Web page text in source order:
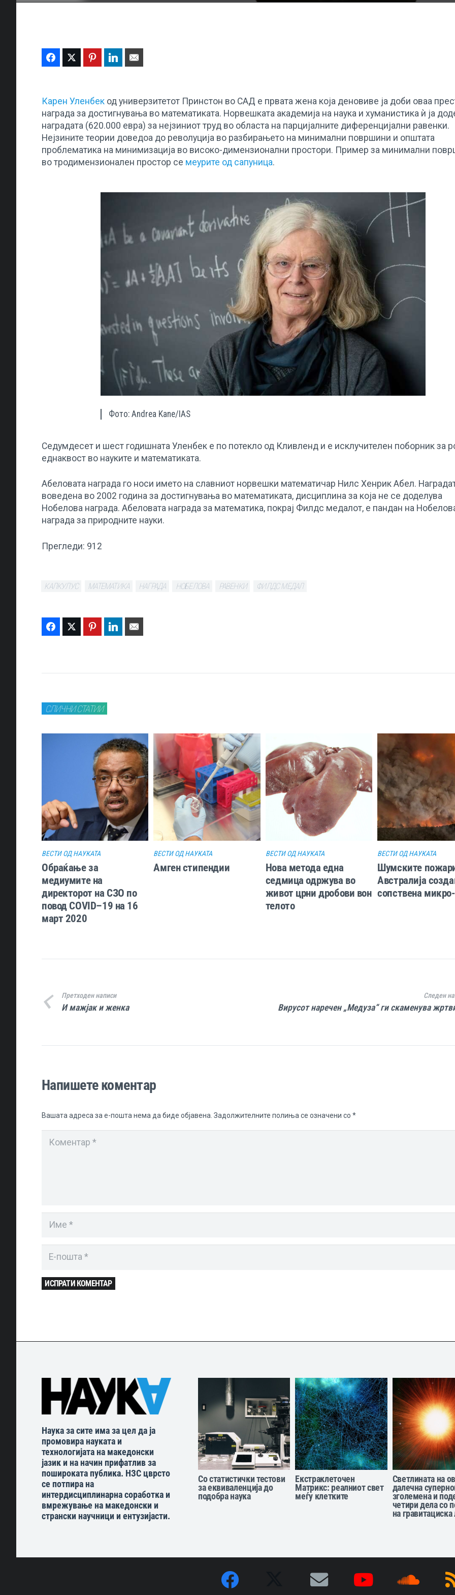
FacebookTwitter PinterestLinkedIn
Карен Уленбек од универзитетот Принстон во САД е првата жена која деновиве ја доби оваа
награда за достигнувања во математиката. Норвешката академија на наука и хуманистика ѝ ја
наградата (620.000 евра) за нејзиниот труд во областа на парцијалните диференцијални равенки.
Нејзините теории доведоа до револуција во разбирањето на минимални површини и општата
проблематика на минимизација во високо-димензионални простори. Пример за минимални
во тродимензионален простор се меурите од сапуница.
Фото: Andrea Kane/IAS
Седумдесет и шест годишната Уленбек е по потекло од Кливленд и е исклучителен поборник за
еднаквост во науките и математиката.
Абеловата награда го носи името на славниот норвешки математичар Нилс Хенрик Абел.
воведена во 2002 година за достигнувања во математиката, дисциплина за која не се доделува
Нобелова награда. Абеловата награда за математика, покрај Филдс медалот, е пандан на
награда за природните науки.
Прегледи: 912
КАЛКУЛУС МАТЕМАТИКА НАГРАДА НОБЕЛОВА РАВЕНКИ ФИЛДС МЕДАЛ
FacebookTwitter PinterestLinkedIn
СЛИЧНИ СТАТИИ
ВЕСТИ ОД НАУКАТА
Обраќање за
медиумите на
директорот на СЗО по
повод COVID–19 на 16
март 2020
ВЕСТИ ОД НАУКАТА
Амген стипендии
ВЕСТИ ОД НАУКАТА
Нова метода една
седмица одржува во
живот црни дробови вон
телото
ВЕСТИ ОД НАУКАТА
Шумските
Австралија
сопствена
Претходен написи
И мажјак и женка
Следен
Вирусот наречен „Медуза“ ги скаменува
Напишете коментар
Вашата адреса за е-пошта нема да биде објавена. Задолжителните полиња се означени со *
ИСПРАТИ КОМЕНТАР
Наука за сите има за цел да ја
промовира науката и
технологијата на македонски
јазик и на начин прифатлив за
пошироката публика. НЗС цврсто
се потпира на
интердисциплинарна соработка и
вмрежување на македонски и
странски научници и ентузијасти.
Со статистички тестови
за еквиваленција до
подобра наука
Екстраклеточен
Матрикс: реалниот свет
меѓу клетките
Светлината на
далечна
зголемена и
четири дела со
на гравитациска